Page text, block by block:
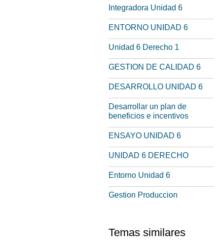
Integradora Unidad 6
ENTORNO UNIDAD 6
Unidad 6 Derecho 1
GESTION DE CALIDAD 6
DESARROLLO UNIDAD 6
Desarrollar un plan de
beneficios e incentivos
ENSAYO UNIDAD 6
UNIDAD 6 DERECHO
Entorno Unidad 6
Gestion Produccion
Temas similares